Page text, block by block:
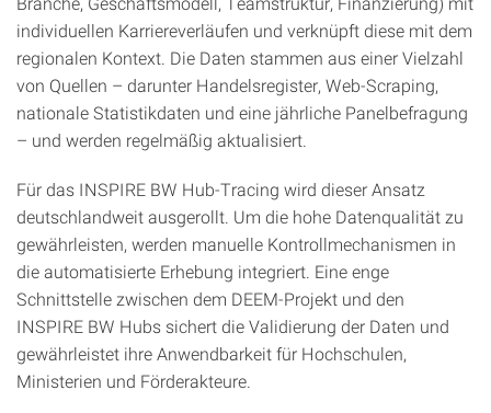
individuellen Karriereverläufen und verknüpft diese mit dem
regionalen Kontext. Die Daten stammen aus einer Vielzahl
von Quellen – darunter Handelsregister, Web-Scraping,
nationale Statistikdaten und eine jährliche Panelbefragung
– und werden regelmäßig aktualisiert.
Für das INSPIRE BW Hub-Tracing wird dieser Ansatz
deutschlandweit ausgerollt. Um die hohe Datenqualität zu
gewährleisten, werden manuelle Kontrollmechanismen in
die automatisierte Erhebung integriert. Eine enge
Schnittstelle zwischen dem DEEM-Projekt und den
INSPIRE BW Hubs sichert die Validierung der Daten und
gewährleistet ihre Anwendbarkeit für Hochschulen,
Ministerien und Förderakteure.